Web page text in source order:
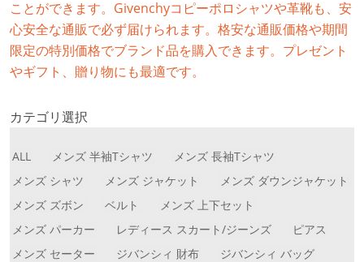
ことができます。Givenchyコピーポロシャツや革靴も、安
心安全な通販で必ず届けられます。格安な通販価格や期間
限定の特別価格でブランド品を購入できます。プレゼント
やギフト、贈り物にも最適です。
カテゴリ選択
ALL メンズ 半袖Tシャツ
メンズ 長袖Tシャツ
メンズ シャツ
メンズ ジャケット
メンズ ダウンジャケット
メンズ ズボン
ベルト
メンズ 上下セット
メンズ パーカー
レディース スカート/ジーンズ
ピアス
メンズ セーター
ジバンシィ 財布
ジバンシィ バッグ